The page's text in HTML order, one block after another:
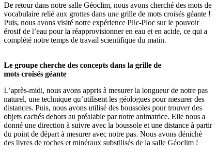
De retour dans notre salle Géoclim, nous avons cherché des mots de
vocabulaire relié aux grottes dans une grille de mots croisés géante !
Puis, nous avons visité notre expérience Plic-Ploc sur le pouvoir
érosif de l’eau pour la réapprovisionner en eau et en acide, ce qui a
complété notre temps de travail scientifique du matin.
Le groupe cherche des concepts dans la grille de
mots croisés géante
L’après-midi, nous avons appris à mesurer la longueur de notre pas
naturel, une technique qu’utilisent les géologues pour mesurer des
distances. Puis, nous avons utilisé des boussoles pour trouver des
objets cachés dehors au préalable par notre animatrice. Elle nous a
donné une direction à suivre avec la boussole et une distance à partir
du point de départ à mesurer avec notre pas. Nous avons déniché
des livres de roches et minéraux substilisés de la salle Géoclim !